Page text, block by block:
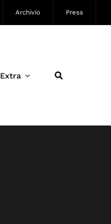
Archivio Press
Extra